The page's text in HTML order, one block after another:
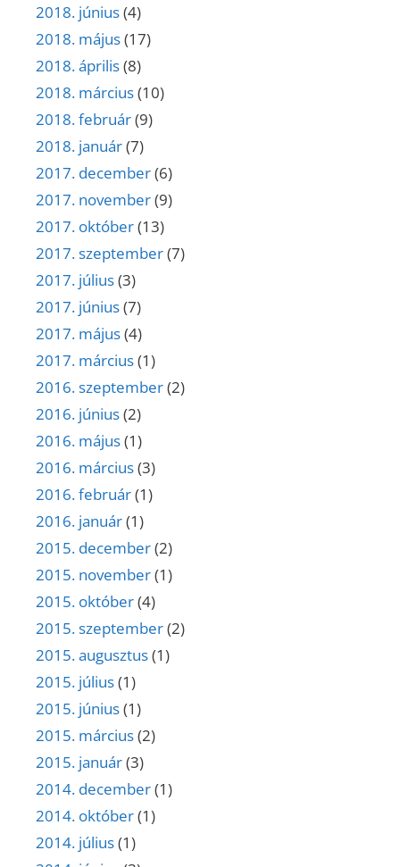
2018. június(4)
2018. május(17)
2018. április(8)
2018. március(10)
2018. február(9)
2018. január(7)
2017. december(6)
2017. november(9)
2017. október(13)
2017. szeptember(7)
2017. július(3)
2017. június(7)
2017. május(4)
2017. március(1)
2016. szeptember(2)
2016. június(2)
2016. május(1)
2016. március(3)
2016. február(1)
2016. január(1)
2015. december(2)
2015. november(1)
2015. október(4)
2015. szeptember(2)
2015. augusztus(1)
2015. július(1)
2015. június(1)
2015. március(2)
2015. január(3)
2014. december(1)
2014. október(1)
2014. július(1)